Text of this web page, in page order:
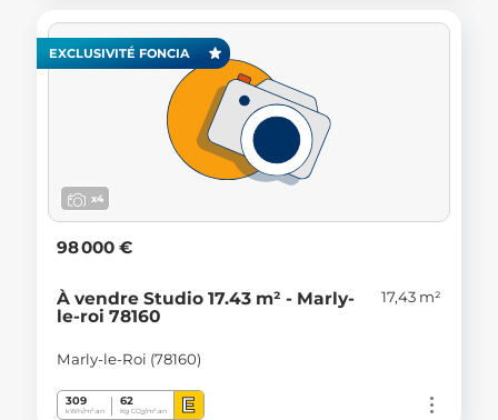
EXCLUSIVITÉ FONCIA
x4
98 000 €
À vendre Studio 17.43 m² - Marly-
le-roi 78160
17,43 m²
Marly-le-Roi (78160)
309
kWh/m².an
62
Kg CO2/m².an E